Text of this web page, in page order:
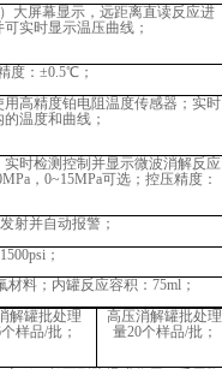
大屏幕显示，远距离直读反应进
实时显示温压曲线；
度：±0.5℃；
高精度铂电阻温度传感器；实时
温度和曲线；
时检测控制并显示微波消解反应
，0~15MPa可选；控压精度：
射并自动报警；
；
材料；内罐反应容积： 75ml；
解罐批处理
样品/批；
高压消解罐批处理
量20个样品/批；